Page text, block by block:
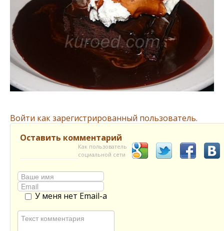
Войти как зарегистрированный пользователь.
Оставить комментарий
Как пользователь
социальной сети
У меня нет Email-а